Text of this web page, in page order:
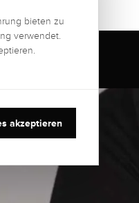
bieten zu
verwendet.
akzeptieren